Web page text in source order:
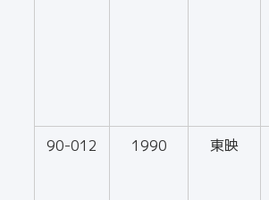
90-012 1990 東映